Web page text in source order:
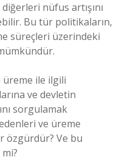
nüfus artışını
Bu tür politikaların,
süreçleri üzerindeki
üreme ile ilgili
ve devletin
sorgulamak
ve üreme
özgürdür? Ve bu